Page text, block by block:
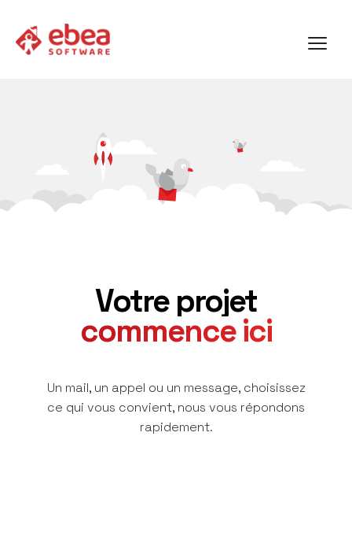
Votre projet
commence ici
Un mail, un appel ou un message, choisissez
ce qui vous convient, nous vous répondons
rapidement.